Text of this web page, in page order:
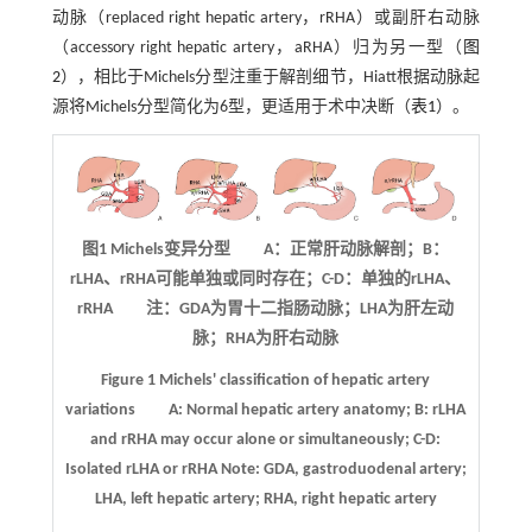
动脉（replaced right hepatic artery，rRHA）或副肝右动脉
（accessory right hepatic artery，aRHA）归为另一型（ 图
2），相比于Michels分型注重于解剖细节，Hiatt根据动脉起
源将Michels分型简化为6型，更适用于术中决断（表1）。
图1 Michels变异分型 A：正常肝动脉解剖；B：
rLHA、rRHA可能单独或同时存在；C-D：单独的rLHA、
rRHA 注：GDA为胃十二指肠动脉；LHA为肝左动
脉；RHA为肝右动脉
Figure 1 Michels' classification of hepatic artery
variations A: Normal hepatic artery anatomy; B: rLHA
and rRHA may occur alone or simultaneously; C-D:
Isolated rLHA or rRHA Note: GDA, gastroduodenal artery;
LHA, left hepatic artery; RHA, right hepatic artery